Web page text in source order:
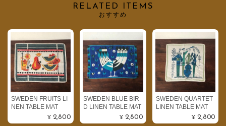
RELATED ITEMS
おすすめ
SWEDEN FRUITS LI
NEN TABLE MAT
¥2,800
SWEDEN BLUE BIR
D LINEN TABLE MAT
¥2,800
SWEDEN QUARTET
LINEN TABLE MAT
¥2,800